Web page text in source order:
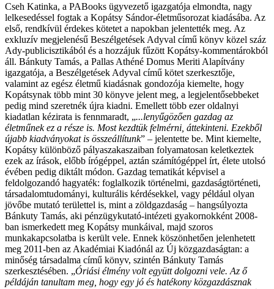
Cseh Katinka, a PABooks ügyvezető igazgatója elmondta, nagy
lelkesedéssel fogtak a Kopátsy Sándor-életműsorozat kiadásába. Az
első, rendkívül érdekes kötetet a napokban jelentették meg. Az
exkluzív megjelenésű Beszélgetések Adyval című könyv közel száz
Ady-publicisztikából és a hozzájuk fűzött Kopátsy-kommentárokból
áll. Bánkuty Tamás, a Pallas Athéné Domus Meriti Alapítvány
igazgatója, a Beszélgetések Adyval című kötet szerkesztője,
valamint az egész életmű kiadásnak gondozója kiemelte, hogy
Kopátsynak több mint 30 könyve jelent meg, a legjelentősebbeket
pedig mind szeretnék újra kiadni. Emellett több ezer oldalnyi
kiadatlan kézirata is fennmaradt, „...lenyűgözően gazdag az
életműnek ez a része is. Most kezdtük felmérni, áttekinteni. Ezekből
újabb kiadványokat is összeállítunk” – jelentette be. Mint kiemelte,
Kopátsy különböző pályaszakaszaiban folyamatosan keletkeztek
ezek az írások, előbb írógéppel, aztán számítógéppel írt, élete utolsó
évében pedig diktált módon. Gazdag tematikát képvisel a
feldolgozandó hagyaték: foglalkozik történelmi, gazdaságtörténeti,
társadalomtudományi, kulturális kérdésekkel, vagy például olyan
jövőbe mutató területtel is, mint a zöldgazdaság – hangsúlyozta
Bánkuty Tamás, aki pénzügykutató-intézeti gyakornokként 2008-
ban ismerkedett meg Kopátsy munkáival, majd szoros
munkakapcsolatba is került vele. Ennek köszönhetően jelenhetett
meg 2011-ben az Akadémiai Kiadónál az Új közgazdaságtan: a
minőség társadalma című könyv, szintén Bánkuty Tamás
szerkesztésében. „Óriási élmény volt együtt dolgozni vele. Az ő
példáján tanultam meg, hogy egy jó és hatékony közgazdásznak